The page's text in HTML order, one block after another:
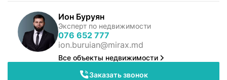
Ион Буруян
Эксперт по недвижимости
076 652 777
ion.buruian@mirax.md
Все объекты недвижимости
Заказать звонок